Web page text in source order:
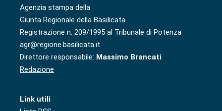
Agenzia stampa della
Giunta Regionale della Basilicata
Registrazione n. 209/1995 al Tribunale di Potenza
agr@regione.basilicata.it
Direttore responsabile: Massimo Brancati
Redazione
Link utili